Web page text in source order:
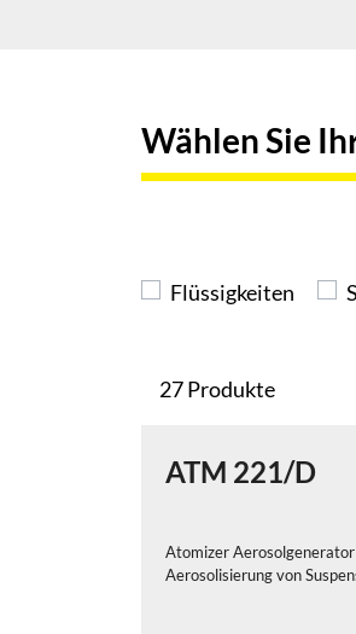
Wählen Sie
Flüssigkeiten
27 Produkte
ATM 221/D
Atomizer
Aerosolisierung von